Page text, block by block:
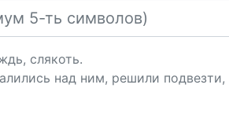
слякоть.
над ним, решили подвезти,